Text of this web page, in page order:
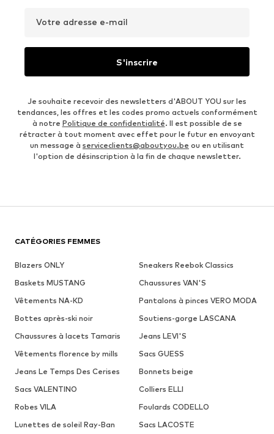
Votre adresse e-mail
S'inscrire
Je souhaite recevoir des newsletters d'ABOUT YOU sur les
tendances, les offres et les codes promo actuels conformément
à notre Politique de confidentialité. Il est possible de se
rétracter à tout moment avec effet pour le futur en envoyant
un message à serviceclients@aboutyou.be ou en utilisant
l'option de désinscription à la fin de chaque newsletter.
CATÉGORIES FEMMES
Blazers ONLY
Sneakers Reebok Classics
Baskets MUSTANG
Chaussures VAN'S
Vêtements NA-KD
Pantalons à pinces VERO MODA
Bottes après-ski noir
Soutiens-gorge LASCANA
Chaussures à lacets Tamaris
Jeans LEVI'S
Vêtements florence by mills
Sacs GUESS
Jeans Le Temps Des Cerises
Bonnets beige
Sacs VALENTINO
Colliers ELLI
Robes VILA
Foulards CODELLO
Lunettes de soleil Ray-Ban
Sacs LACOSTE